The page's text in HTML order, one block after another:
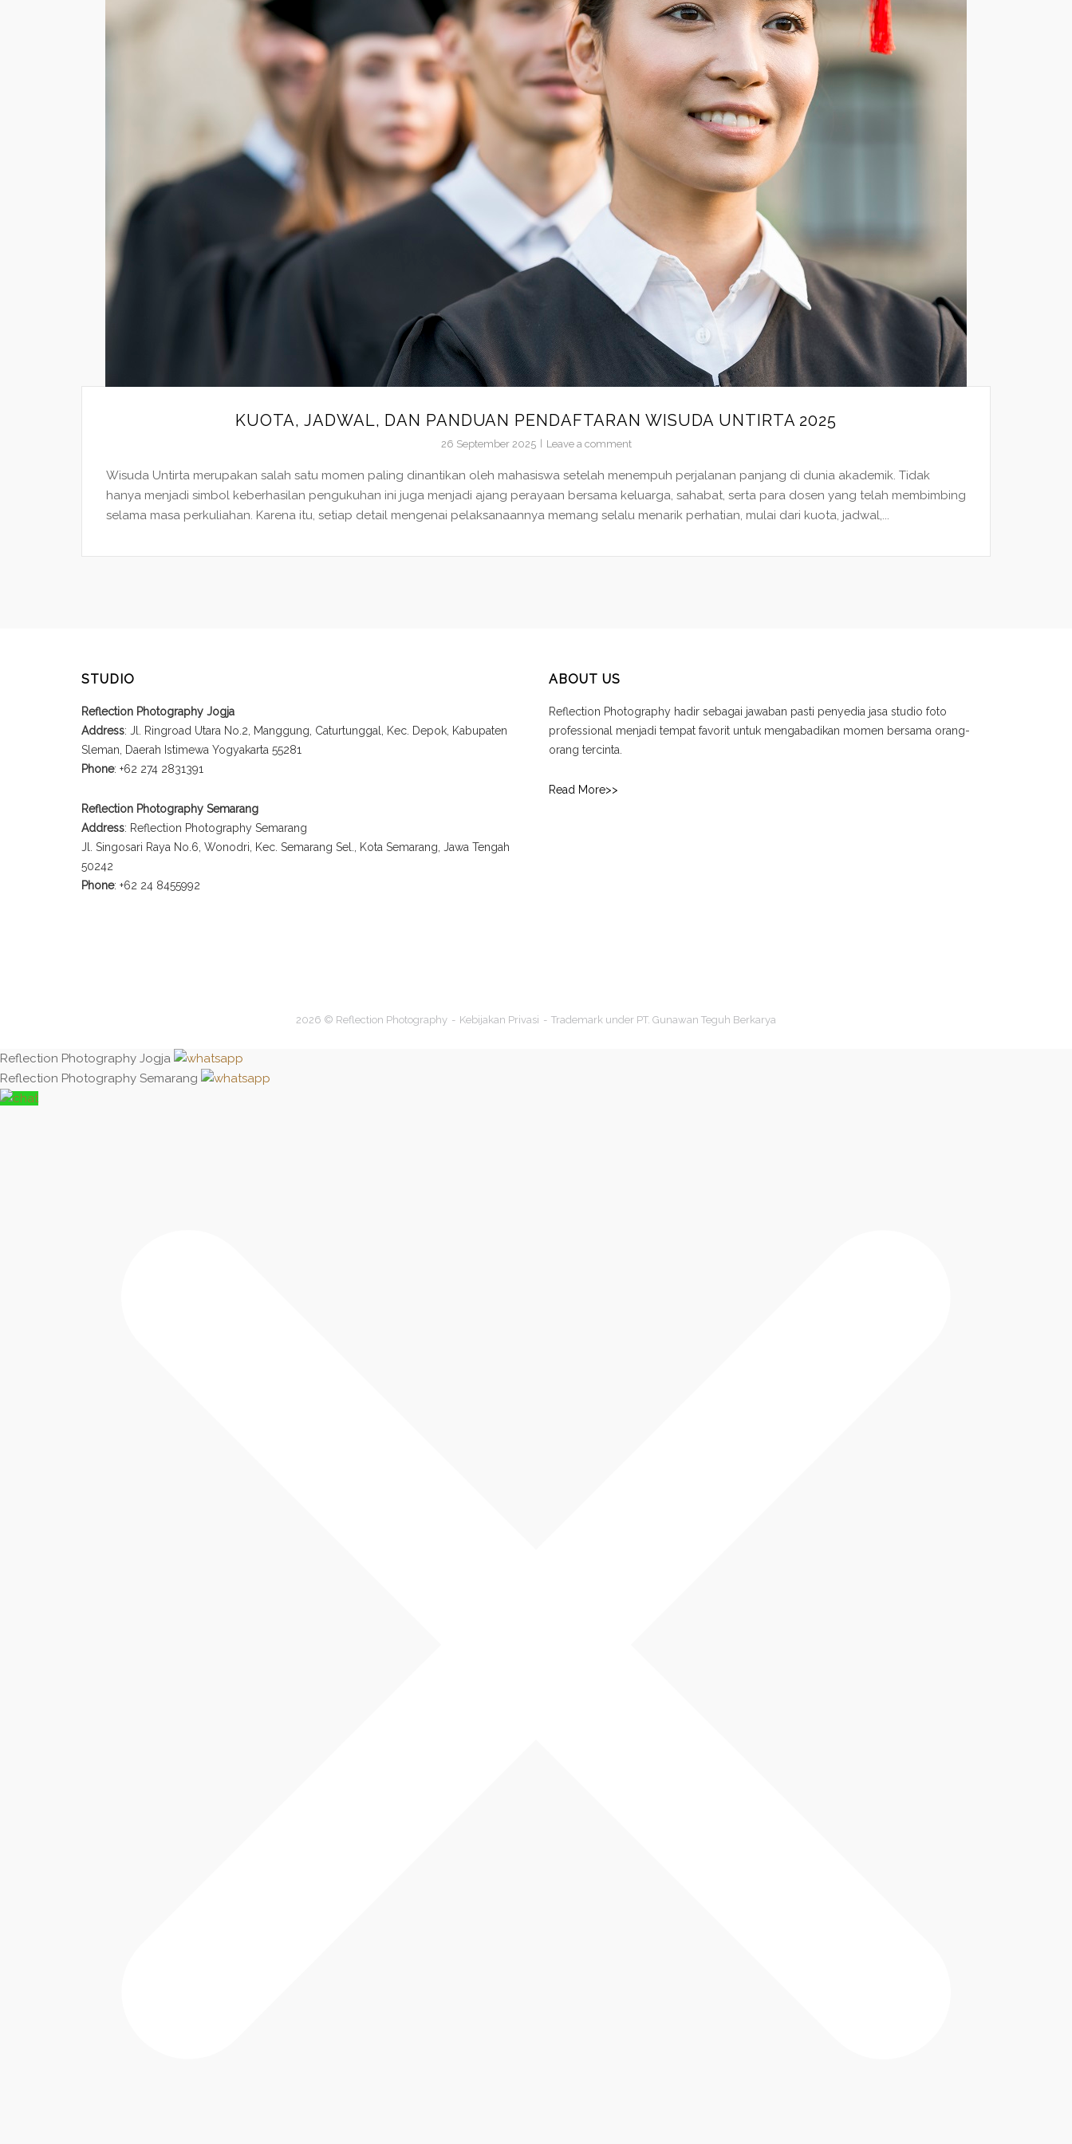
KUOTA, JADWAL, DAN PANDUAN PENDAFTARAN WISUDA UNTIRTA 2025
26 September 2025 Leave a comment
Wisuda Untirta merupakan salah satu momen paling dinantikan oleh mahasiswa setelah menempuh perjalanan panjang di dunia akademik. Tidak
hanya menjadi simbol keberhasilan pengukuhan ini juga menjadi ajang perayaan bersama keluarga, sahabat, serta para dosen yang telah membimbing
selama masa perkuliahan. Karena itu, setiap detail mengenai pelaksanaannya memang selalu menarik perhatian, mulai dari kuota, jadwal,...
STUDIO
Reflection Photography Jogja
Address: Jl. Ringroad Utara No.2, Manggung, Caturtunggal, Kec. Depok, Kabupaten
Sleman, Daerah Istimewa Yogyakarta 55281
Phone: +62 274 2831391
Reflection Photography Semarang
Address: Reflection Photography Semarang
Jl. Singosari Raya No.6, Wonodri, Kec. Semarang Sel., Kota Semarang, Jawa Tengah
50242
Phone: +62 24 8455992
ABOUT US
Reflection Photography hadir sebagai jawaban pasti penyedia jasa studio foto
professional menjadi tempat favorit untuk mengabadikan momen bersama orang-
orang tercinta.
Read More>>
2026 © Reflection Photography Kebijakan Privasi Trademark under PT. Gunawan Teguh Berkarya
Reflection Photography Jogja
Reflection Photography Semarang